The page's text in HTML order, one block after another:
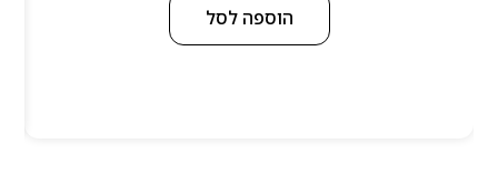
הוספה לסל